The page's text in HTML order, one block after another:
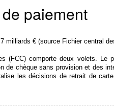
paiement
milliards € (source Fichier central
(FCC) comporte deux volets. Le
de chèque sans provision et des
les décisions de retrait de